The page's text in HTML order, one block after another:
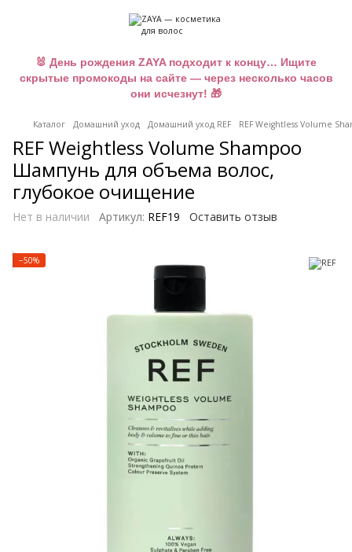
🐰 День рождения ZAYA подходит к концу… Ищите
скрытые промокоды на сайте — через несколько часов
они исчезнут! 🎁
Каталог Домашний уход Домашний уход REF REF Weightless Volume
REF Weightless Volume Shampoo
Шампунь для объема волос,
глубокое очищение
Нет в наличии Артикул: REF19 Оставить отзыв
−50%